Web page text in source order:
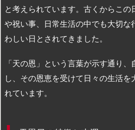
と考えられています。古くからこの
や祝い事、日常生活の中でも大切な
わしい日とされてきました。
「天の恩」という言葉が示す通り
し、その恩恵を受けて日々の生活を
れています。